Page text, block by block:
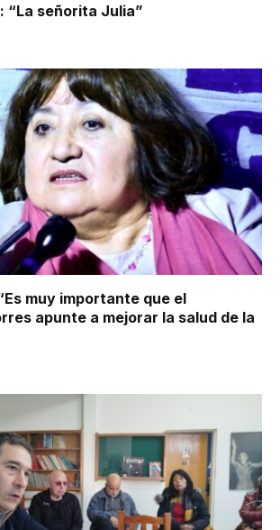
“La señorita Julia”
muy importante que el
apunte a mejorar la salud de la